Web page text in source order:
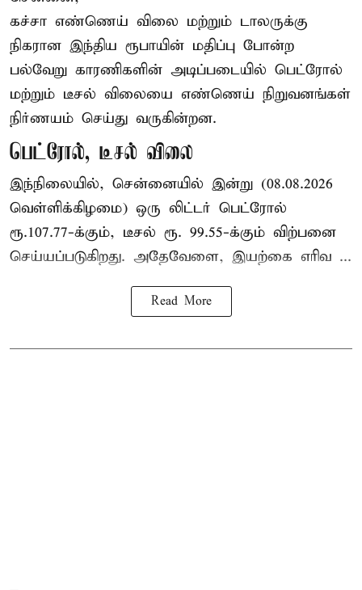
கச்சா எண்ணெய் விலை மற்றும் டாலருக்கு
நிகரான இந்திய ரூபாயின் மதிப்பு போன்ற
பல்வேறு காரணிகளின் அடிப்படையில் பெட்ரோல்
மற்றும் டீசல் விலையை எண்ணெய் நிறுவனங்கள்
நிர்ணயம் செய்து வருகின்றன.
பெட்ரோல், டீசல் விலை
இந்நிலையில், சென்னையில் இன்று (08.08.2026
வெள்ளிக்கிழமை) ஒரு லிட்டர் பெட்ரோல்
ரூ.107.77-க்கும், டீசல் ரூ. 99.55-க்கும் விற்பனை
செய்யப்படுகிறது. அதேவேளை, இயற்கை எரிவ ...
Read More